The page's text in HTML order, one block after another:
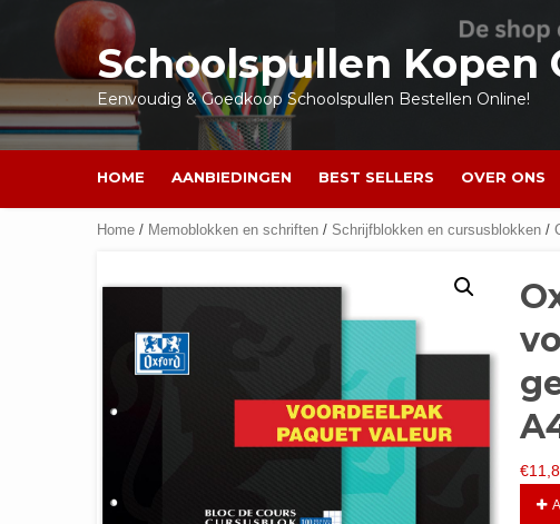
inhoud
Schoolspullen Kopen
Eenvoudig & Goedkoop Schoolspullen Bestellen Online!
HOME AANBIEDINGEN BEST SELLERS OVER ONS
Home / Memoblokken en schriften / Schrijfblokken en cursusblokken /
€